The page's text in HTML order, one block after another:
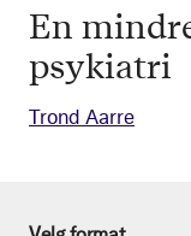
En
psykiatri
Trond Aarre